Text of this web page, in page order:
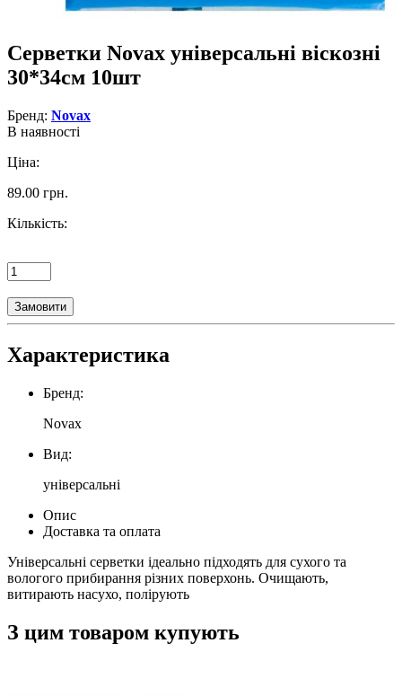
Серветки Novax універсальні віскозні
30*34см 10шт
Бренд: Novax
В наявності
Ціна:
89.00 грн.
Кількість:
Замовити
Характеристика
Бренд:
Novax
Вид:
універсальні
Опис
Доставка та оплата
Універсальні серветки ідеально підходять для сухого та
вологого прибирання різних поверхонь. Очищають,
витирають насухо, полірують
З цим товаром купують